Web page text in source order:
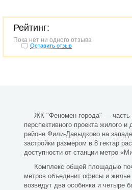
Рейтинг:
Пока нет ни одного отзыва
Оставить отзыв
ЖК "Феномен города" — часть
перспективного проекта жилого и
районе Фили-Давыдково на
застройки размером в 8 гектар
доступности от станции метро
Комплекс общей площадью
метров объединит офисы и
возведут два особняка и четыре